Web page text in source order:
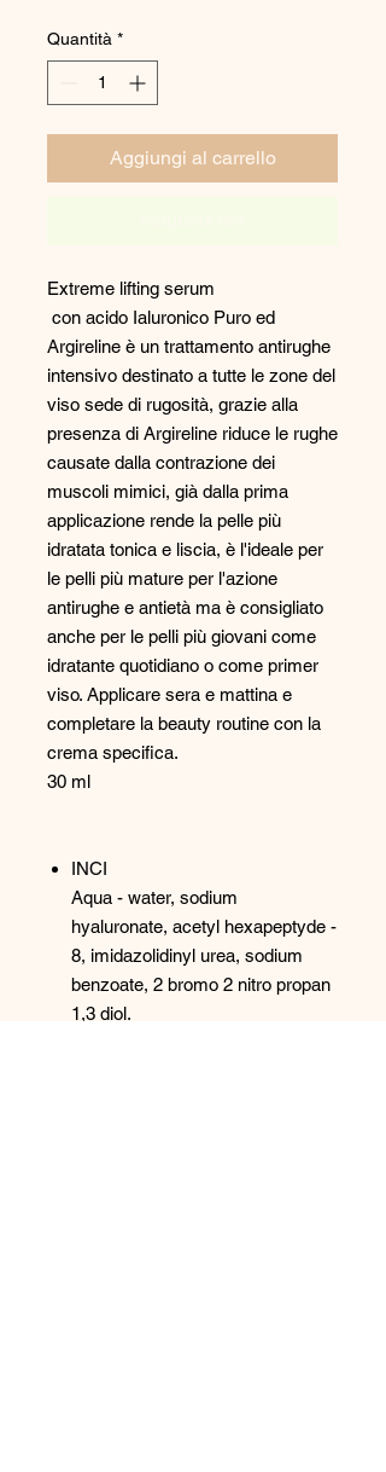
Quantità *
Aggiungi al carrello
Extreme lifting serum
con acido Ialuronico Puro ed
Argireline è un trattamento antirughe
intensivo destinato a tutte le zone del
viso sede di rugosità, grazie alla
presenza di Argireline riduce le rughe
causate dalla contrazione dei
muscoli mimici, già dalla prima
applicazione rende la pelle più
idratata tonica e liscia, è l'ideale per
le pelli più mature per l'azione
antirughe e antietà ma è consigliato
anche per le pelli più giovani come
idratante quotidiano o come primer
viso. Applicare sera e mattina e
completare la beauty routine con la
crema specifica.
30 ml
INCI
Aqua - water, sodium
hyaluronate, acetyl hexapeptyde -
8, imidazolidinyl urea, sodium
benzoate, 2 bromo 2 nitro propan
1,3 diol.